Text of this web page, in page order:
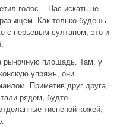
голос. - Нас искать не
Как только будешь
с перьевым султаном, это и
рыночную площадь. Там, у
упряжь, они
Приметив друг друга,
рядом, будто
тисненой кожей,